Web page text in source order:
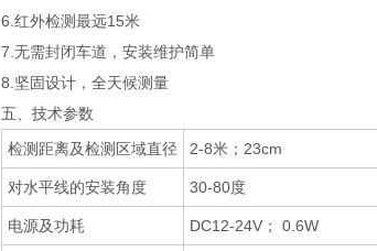
6.红外检测最远15米
7.无需封闭车道，安装维护简单
8.坚固设计，全天候测量
五、技术参数
检测距离及检测区域直径
2-8米；23cm
对水平线的安装角度 30-80度
电源及功耗 DC12-24V； 0.6W